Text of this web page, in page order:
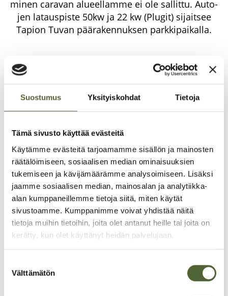
Suostumus Yksityiskohdat Tietoja
Tämä sivusto käyttää evästeitä
Käytämme evästeitä tarjoamamme sisällön ja mainosten
räätälöimiseen, sosiaalisen median ominaisuuksien
tukemiseen ja kävijämäärämme analysoimiseen. Lisäksi
jaamme sosiaalisen median, mainosalan ja analytiikka-
alan kumppaneillemme tietoja siitä, miten käytät
sivustoamme. Kumppanimme voivat yhdistää näitä
tietoja muihin tietoihin, joita olet antanut heille tai joita on
kerätty, kun olet käyttänyt heidän palvelujaan.
Välttämätön
mi­nen cara­van alu­eel­lam­me ei ole sal­lit­tu. Auto­
jen lataus­pis­te 50kw ja 22 kw (Plu­git) sijait­see
Tapion Tuvan pää­ra­ken­nuk­sen parkkipaikalla.
SFC-jäsen: 31,00 €/vrk
Ei jäsen: 32,50 €/vrk
Säh­kö 6,20 €/vrk